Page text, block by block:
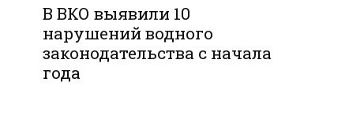
В ВКО выявили 10
нарушений водного
законодательства с начала
года